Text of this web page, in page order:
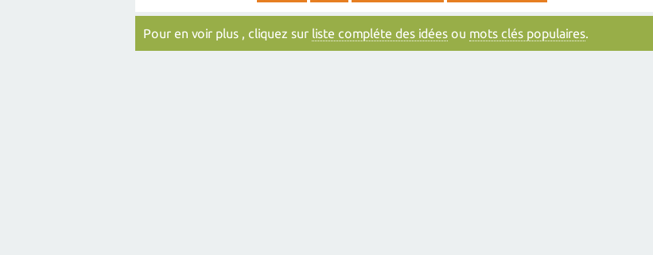
Pour en voir plus , cliquez sur liste compléte des idées ou mots clés populaires.